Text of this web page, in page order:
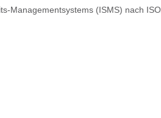
Managementsystems (ISMS) nach